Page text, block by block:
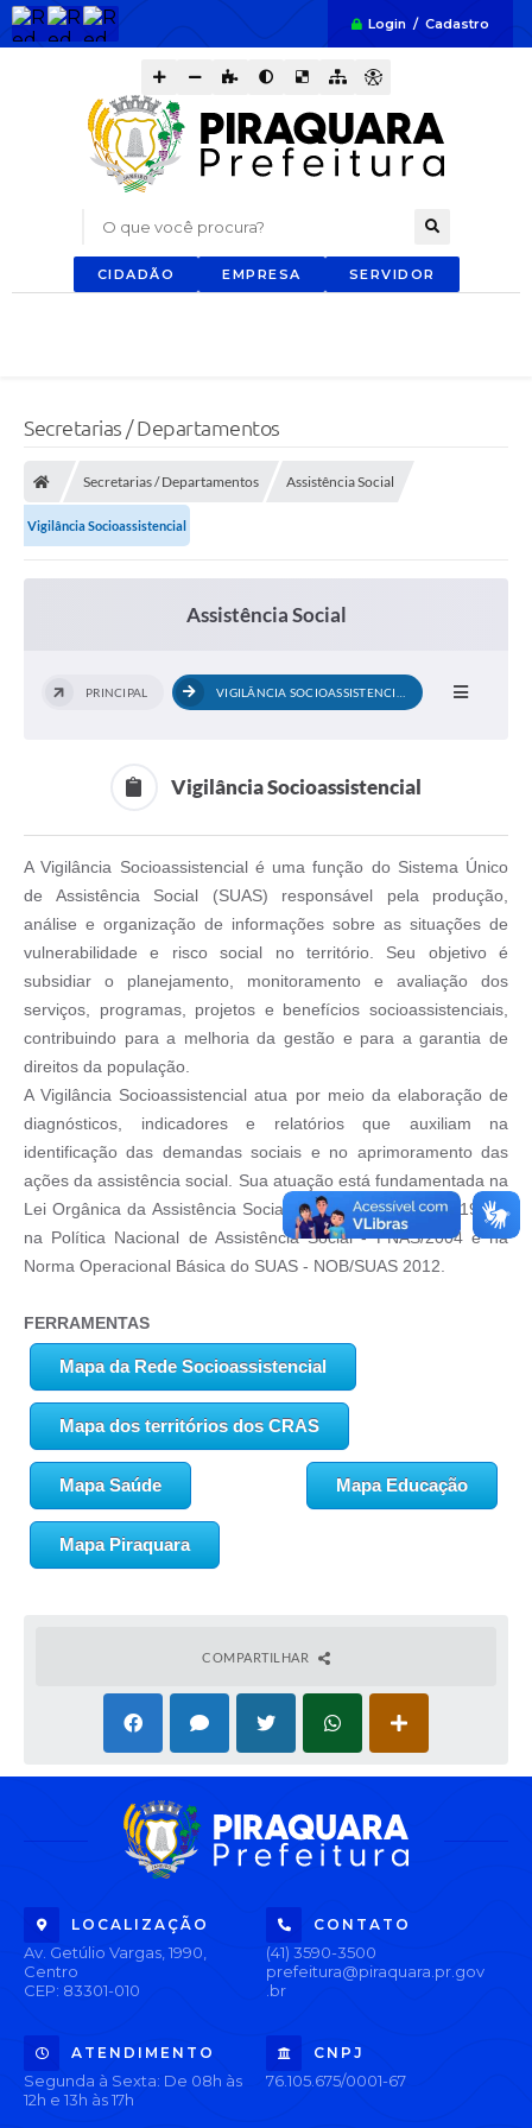
Login / Cadastro
O que você procura?
CIDADÃO EMPRESA SERVIDOR
Secretarias / Departamentos
Secretarias / Departamentos Assistência Social
Vigilância Socioassistencial
Assistência Social
PRINCIPAL
Vigilância Socioassistencial
A Vigilância Socioassistencial é uma função do Sistema Único
de Assistência Social (SUAS) responsável pela produção,
análise e organização de informações sobre as situações de
vulnerabilidade e risco social no território. Seu objetivo é
subsidiar o planejamento, monitoramento e avaliação dos
serviços, programas, projetos e benefícios socioassistenciais,
contribuindo para a melhoria da gestão e para a garantia de
direitos da população.
A Vigilância Socioassistencial atua por meio da elaboração de
diagnósticos, indicadores e relatórios que auxiliam na
identificação das demandas sociais e no aprimoramento das
ações da assistência social. Sua atuação está fundamentada na
Lei Orgânica da Assistência Social - LOAS (Lei nº 8.742/1993),
na Política Nacional de Assistência Social - PNAS/2004 e na
Norma Operacional Básica do SUAS - NOB/SUAS 2012.
FERRAMENTAS
Mapa da Rede Socioassistencial
Mapa dos territórios dos CRAS
Mapa Saúde Mapa Educação
Mapa Piraquara
COMPARTILHAR
LOCALIZAÇÃO
Av. Getúlio Vargas, 1990,
Centro
CEP: 83301-010
CONTATO
(41) 3590-3500
prefeitura@piraquara.pr.gov
.br
ATENDIMENTO
Segunda à Sexta: De 08h às
12h e 13h às 17h
CNPJ
76.105.675/0001-67